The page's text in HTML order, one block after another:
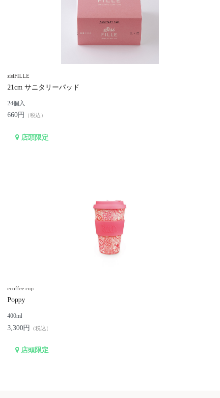
sisiFILLE
21cm サニタリーパッド
24個入
660円 （税込）
店頭限定
ecoffee cup
Poppy
400ml
3,300円 （税込）
店頭限定